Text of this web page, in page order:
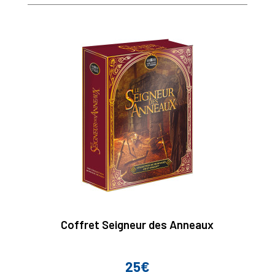
Coffret Seigneur des Anneaux
Prix
25€